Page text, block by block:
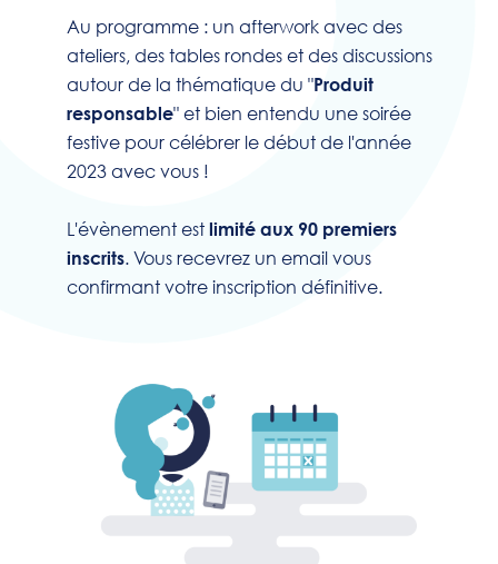
Au programme : un afterwork avec des
ateliers, des tables rondes et des discussions
autour de la thématique du "Produit
responsable" et bien entendu une soirée
festive pour célébrer le début de l'année
2023 avec vous !
L'évènement est limité aux 90 premiers
inscrits. Vous recevrez un email vous
confirmant votre inscription définitive.